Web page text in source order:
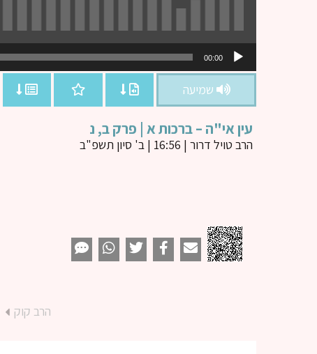
אודיו
00:00
שמיעה
עין אי"ה – ברכות א | פרק ב, נ
הרב טויל דרור | 16:56 | ב' סיון תשפ"ב
הרב קוק